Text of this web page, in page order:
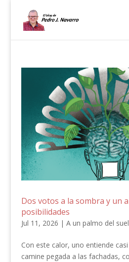
Dos votos a la sombra y un
posibilidades
Jul 11, 2026 | A un palmo del
Con este calor, uno entiende
camine pegada a las fachadas,